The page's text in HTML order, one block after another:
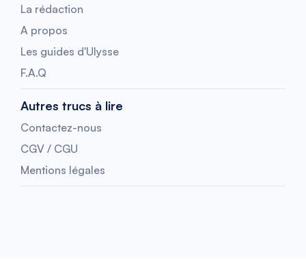
La rédaction
A propos
Les guides d'Ulysse
F.A.Q
Autres trucs à lire
Contactez-nous
CGV / CGU
Mentions légales